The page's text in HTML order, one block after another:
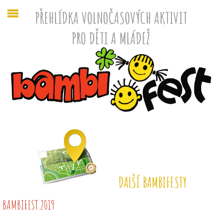
PŘEHLÍDKA VOLNOČASOVÝCH AKTIVIT
PRO DĚTI A MLÁDEŽ
DALŠÍ BAMBIFESTY
BAMBIFEST 2019